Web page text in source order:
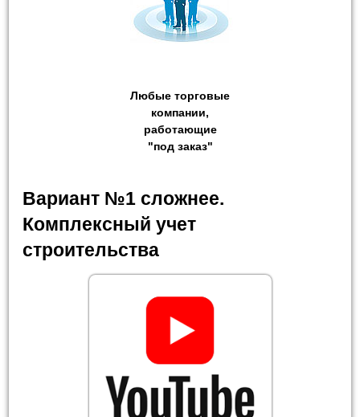
Любые торговые
компании,
работающие
"под заказ"
Вариант №1 сложнее.
Комплексный учет
строительства